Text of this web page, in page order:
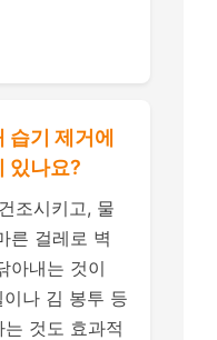
습기 제거에
있나요?
조시키고, 물
른 걸레로 벽
아내는 것이
나 김 봉투 등
것도 효과적